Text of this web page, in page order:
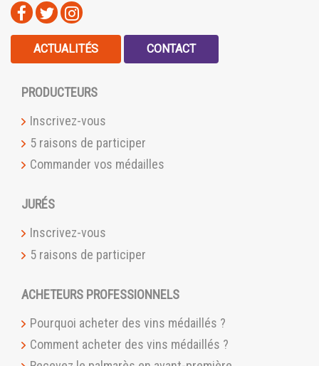
ACTUALITÉS CONTACT
PRODUCTEURS
Inscrivez-vous
5 raisons de participer
Commander vos médailles
JURÉS
Inscrivez-vous
5 raisons de participer
ACHETEURS PROFESSIONNELS
Pourquoi acheter des vins médaillés ?
Comment acheter des vins médaillés ?